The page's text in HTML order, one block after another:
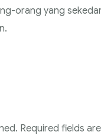
orang yang
Required fields